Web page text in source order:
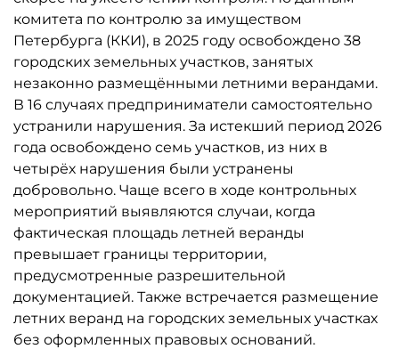
комитета по контролю за имуществом
Петербурга (ККИ), в 2025 году освобождено 38
городских земельных участков, занятых
незаконно размещёнными летними верандами.
В 16 случаях предприниматели самостоятельно
устранили нарушения. За истекший период 2026
года освобождено семь участков, из них в
четырёх нарушения были устранены
добровольно. Чаще всего в ходе контрольных
мероприятий выявляются случаи, когда
фактическая площадь летней веранды
превышает границы территории,
предусмотренные разрешительной
документацией. Также встречается размещение
летних веранд на городских земельных участках
без оформленных правовых оснований.